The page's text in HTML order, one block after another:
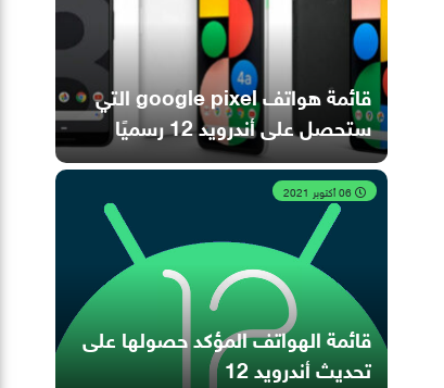
قائمة هواتف google pixel التي
ستحصل على أندرويد 12 رسميًا
قائمة الهواتف المؤكد حصولها على
تحديث أندرويد 12